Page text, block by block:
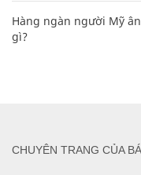
Hàng ngàn người Mỹ
gì?
CHUYÊN TRANG CỦA